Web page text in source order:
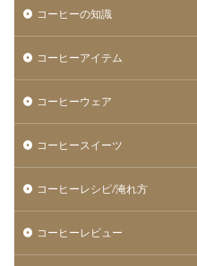
コーヒーの知識
コーヒーアイテム
コーヒーウェア
コーヒースイーツ
コーヒーレシピ/淹れ方
コーヒーレビュー